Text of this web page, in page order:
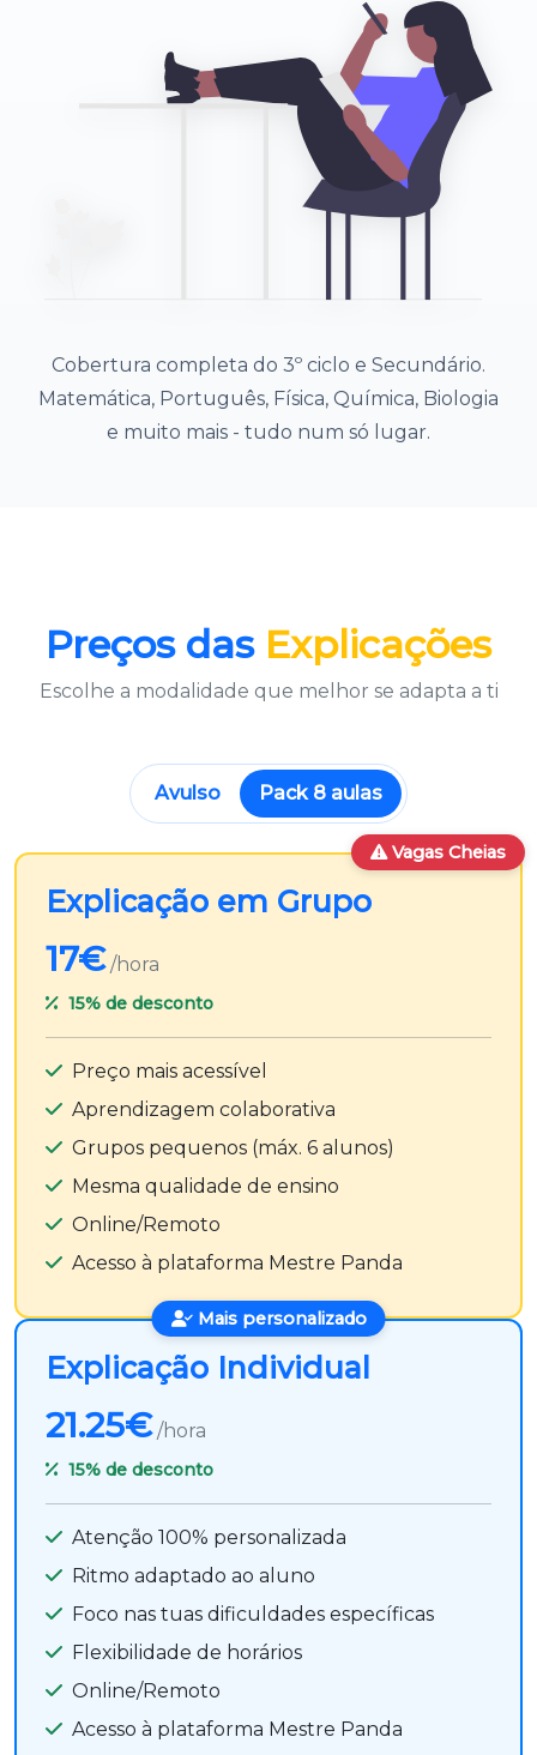
Cobertura completa do 3º ciclo e Secundário.
Matemática, Português, Física, Química, Biologia
e muito mais - tudo num só lugar.
Preços das Explicações
Escolhe a modalidade que melhor se adapta a ti
Avulso Pack 8 aulas
Vagas Cheias
Explicação em Grupo
17€ /hora
15% de desconto
Preço mais acessível
Aprendizagem colaborativa
Grupos pequenos (máx. 6 alunos)
Mesma qualidade de ensino
Online/Remoto
Acesso à plataforma Mestre Panda
Mais personalizado
Explicação Individual
21.25€ /hora
15% de desconto
Atenção 100% personalizada
Ritmo adaptado ao aluno
Foco nas tuas dificuldades específicas
Flexibilidade de horários
Online/Remoto
Acesso à plataforma Mestre Panda